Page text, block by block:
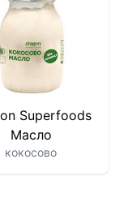
Superfoods
Масло
кокосово